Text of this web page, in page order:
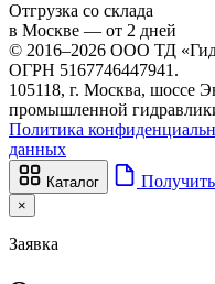
Отгрузка со склада
в Москве — от 2 дней
© 2016–2026 ООО ТД
ОГРН 5167746447941.
105118, г. Москва, шоссе
промышленной
Политика
данных
Каталог
×
Заявка